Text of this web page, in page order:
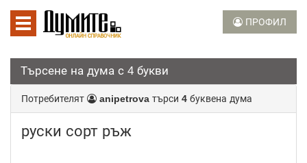
ПРОФИЛ
Търсене на дума с 4 букви
Потребителят anipetrova търси 4 буквена дума
руски сорт ръж